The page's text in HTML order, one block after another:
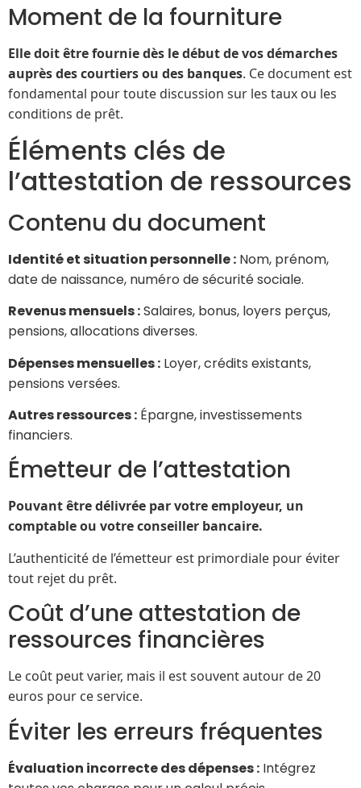
Moment de la fourniture
Elle doit être fournie dès le début de vos démarches
auprès des courtiers ou des banques. Ce document est
fondamental pour toute discussion sur les taux ou les
conditions de prêt.
Éléments clés de
l’attestation de ressources
Contenu du document
Identité et situation personnelle : Nom, prénom,
date de naissance, numéro de sécurité sociale.
Revenus mensuels :Salaires, bonus, loyers perçus,
pensions, allocations diverses.
Dépenses mensuelles : Loyer, crédits existants,
pensions versées.
Autres ressources : Épargne, investissements
financiers.
Émetteur de l’attestation
Pouvant être délivrée par votre employeur, un
comptable ou votre conseiller bancaire.
L’authenticité de l’émetteur est primordiale pour éviter
tout rejet du prêt.
Coût d’une attestation de
ressources financières
Le coût peut varier, mais il est souvent autour de 20
euros pour ce service.
Éviter les erreurs fréquentes
Évaluation incorrecte des dépenses : Intégrez